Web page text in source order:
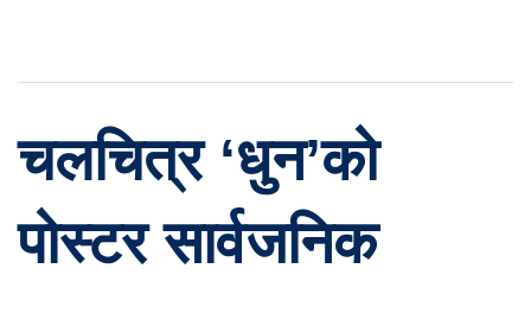
चलचित्र ‘धुन’को
पोस्टर सार्वजनिक